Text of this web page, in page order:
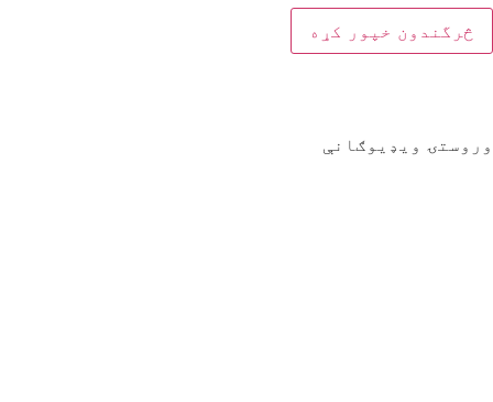
وروستۍ ویډیوګانې